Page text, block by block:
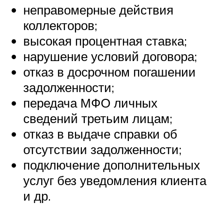
неправомерные действия
коллекторов;
высокая процентная ставка;
нарушение условий договора;
отказ в досрочном погашении
задолженности;
передача МФО личных
сведений третьим лицам;
отказ в выдаче справки об
отсутствии задолженности;
подключение дополнительных
услуг без уведомления клиента
и др.